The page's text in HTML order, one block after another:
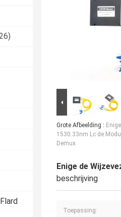
Grote Afbeelding :
1530.33nm Lc de
Demux
Enige de
beschrijving
Toepassing: